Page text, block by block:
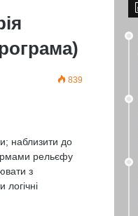
839
наблизити до
рельєфу
з